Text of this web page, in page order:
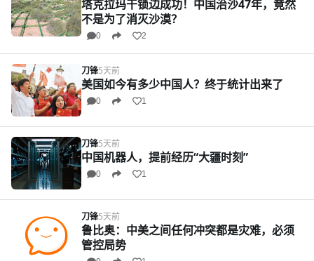
塔克拉玛干锁边成功！中国治沙47年，竟然
不是为了消灭沙漠？
0 2
刀锋5天前
美国如今有多少中国人？终于统计出来了
0 1
刀锋5天前
中国机器人，提前经历“大疆时刻”
0 1
刀锋5天前
鲁比奥：中美之间任何冲突都是灾难，必须
管控局势